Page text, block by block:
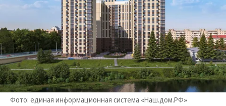
Фото: единая информационная система «Наш.дом.РФ»